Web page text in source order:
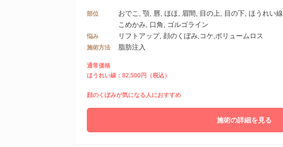
部位
おでこ, 顎, 唇, ほほ, 眉間, 目の上, 目の下, ほうれい線,
こめかみ, 口角, ゴルゴライン
悩み リフトアップ, 顔のくぼみ,コケ,ボリュームロス
施術方法 脂肪注入
通常価格
ほうれい線：82,500円（税込）
顔のくぼみが気になる人におすすめ
施術の詳細を見る